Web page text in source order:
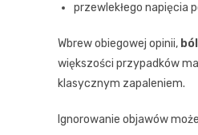
przewlekłego napięcia
Wbrew obiegowej opinii,
większości przypadków
klasycznym zapaleniem.
Ignorowanie objawów